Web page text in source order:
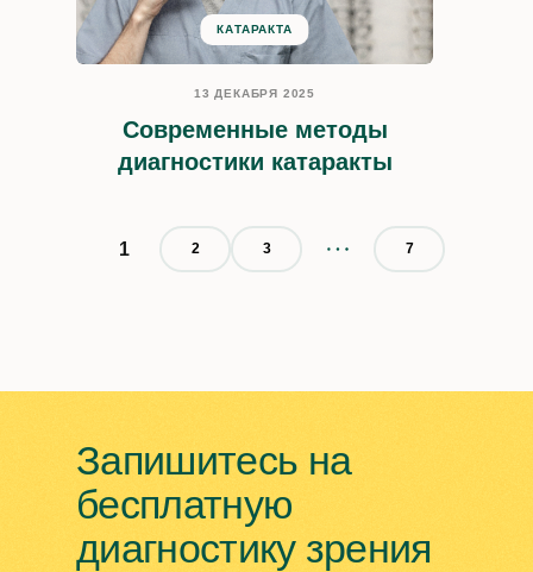
КАТАРАКТА
13 ДЕКАБРЯ 2025
Современные методы
диагностики катаракты
1 2 3 7
Запишитесь на
бесплатную
диагностику зрения